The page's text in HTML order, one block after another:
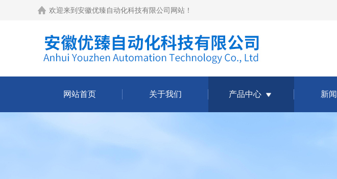
欢迎来到 安徽优臻自动化科技有限公司网站 ！
网站首页 关于我们 产品中心 新